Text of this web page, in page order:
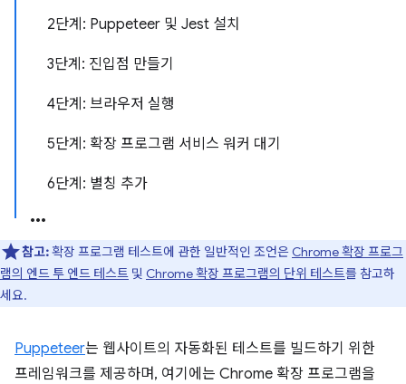
2단계: Puppeteer 및 Jest 설치
3단계: 진입점 만들기
4단계: 브라우저 실행
5단계: 확장 프로그램 서비스 워커 대기
6단계: 별칭 추가
참고:확장 프로그램 테스트에 관한 일반적인 조언은 Chrome 확장 프로그
램의 엔드 투 엔드 테스트 및 Chrome 확장 프로그램의 단위 테스트를 참고하
세요.
Puppeteer는 웹사이트의 자동화된 테스트를 빌드하기 위한
프레임워크를 제공하며, 여기에는 Chrome 확장 프로그램을